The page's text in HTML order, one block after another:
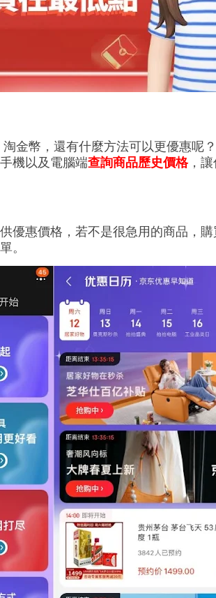
淘金幣 ，還有什麼方法可以更優惠呢
機以及電腦端查詢商品歷史價格，
優惠價格，若不是很急用的商品，
。